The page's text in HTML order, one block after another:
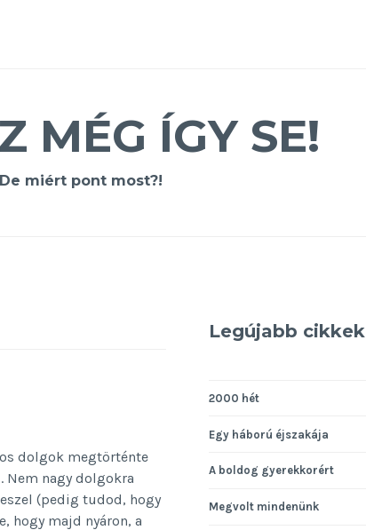
MÉG ÍGY SE!
De miért pont most?!
dolgok megtörténte
Nem nagy dolgokra
(pedig tudod, hogy
hogy majd nyáron, a
Legújabb cikkek
2000 hét
Egy háború éjszakája
A boldog gyerekkorért
Megvolt mindenünk